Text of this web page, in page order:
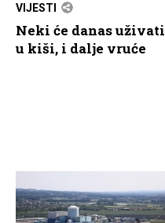
VIJESTI
Neki će danas uživati
u kiši, i dalje vruće